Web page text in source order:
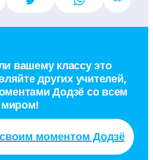
вашему классу это
других учителей,
Додзё со всем
миром!
моментом Додзё